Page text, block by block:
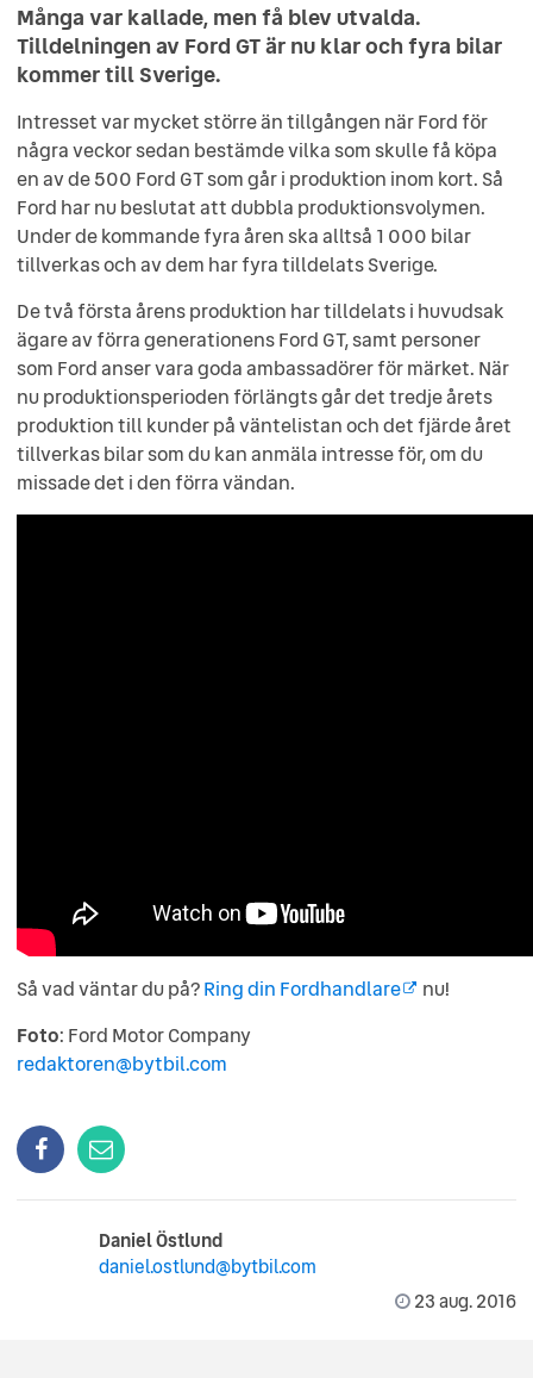
Många var kallade, men få blev utvalda.
Tilldelningen av Ford GT är nu klar och fyra bilar
kommer till Sverige.
Intresset var mycket större än tillgången när Ford för
några veckor sedan bestämde vilka som skulle få köpa
en av de 500 Ford GT som går i produktion inom kort. Så
Ford har nu beslutat att dubbla produktionsvolymen.
Under de kommande fyra åren ska alltså 1 000 bilar
tillverkas och av dem har fyra tilldelats Sverige.
De två första årens produktion har tilldelats i huvudsak
ägare av förra generationens Ford GT, samt personer
som Ford anser vara goda ambassadörer för märket. När
nu produktionsperioden förlängts går det tredje årets
produktion till kunder på väntelistan och det fjärde året
tillverkas bilar som du kan anmäla intresse för, om du
missade det i den förra vändan.
Så vad väntar du på?Ring din Fordhandlare
nu!
Foto: Ford Motor Company
redaktoren@bytbil.com
Daniel Östlund
daniel.ostlund@bytbil.com
23 aug. 2016